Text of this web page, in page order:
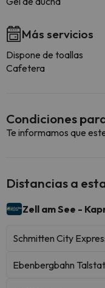
Más servicios
Dispone de toallas
Cafetera
Condiciones
Te informamos que
Distancias a
Zell am See -
Schmitten City
Ebenbergbahn